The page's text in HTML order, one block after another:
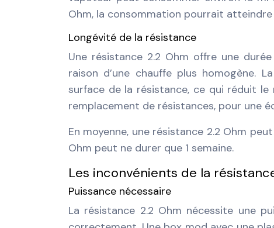
Ohm, la consommation pourrait atteindre
Longévité de la résistance
Une résistance 2.2 Ohm offre une
raison d’une chauffe plus homogène.
surface de la résistance, ce qui réduit
remplacement de résistances, pour une
En moyenne, une résistance 2.2 Ohm
Ohm peut ne durer que 1 semaine.
Les inconvénients de la
Puissance nécessaire
La résistance 2.2 Ohm nécessite une